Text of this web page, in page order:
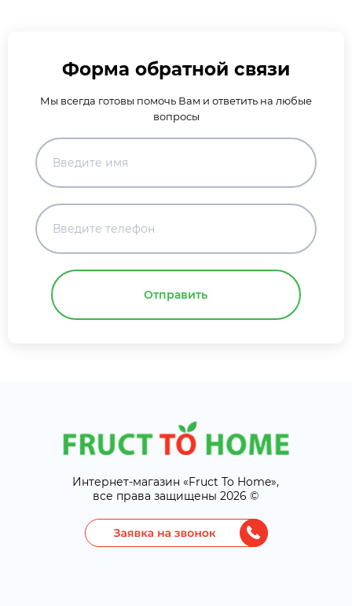
Форма обратной связи
Мы всегда готовы помочь Вам и ответить на любые
вопросы
Отправить
Интернет-магазин «Fruct To Home»,
все права защищены 2026 ©